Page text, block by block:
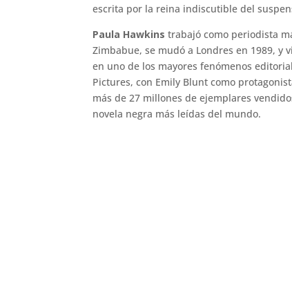
escrita por la reina indiscutible del
Paula Hawkins trabajó como periodista
Zimbabue, se mudó a Londres en 1989,
en uno de los mayores fenómenos
Pictures, con Emily Blunt como
más de 27 millones de ejemplares
novela negra más leídas del mundo.